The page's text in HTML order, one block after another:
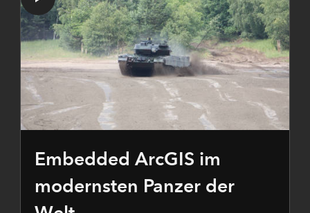
Embedded ArcGIS im
modernsten Panzer der